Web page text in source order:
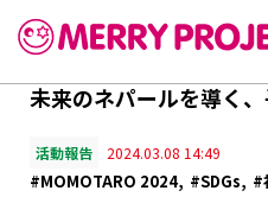
未来のネパールを導く、
活動報告 2024.03.08 14:49
#MOMOTARO 2024 #SDGs #